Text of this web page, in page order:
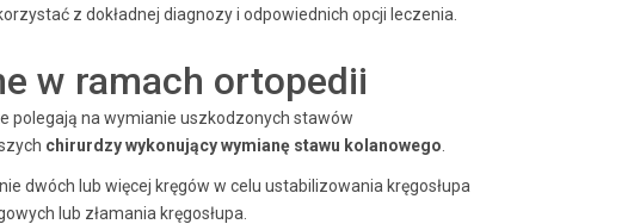
z dokładnej diagnozy i odpowiednich opcji leczenia.
w ramach ortopedii
polegają na wymianie uszkodzonych stawów
chirurdzy wykonujący wymianę stawu kolanowego
dwóch lub więcej kręgów w celu ustabilizowania kręgosłupa
lub złamania kręgosłupa.